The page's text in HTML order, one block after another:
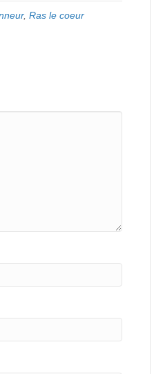
, Ras le coeur